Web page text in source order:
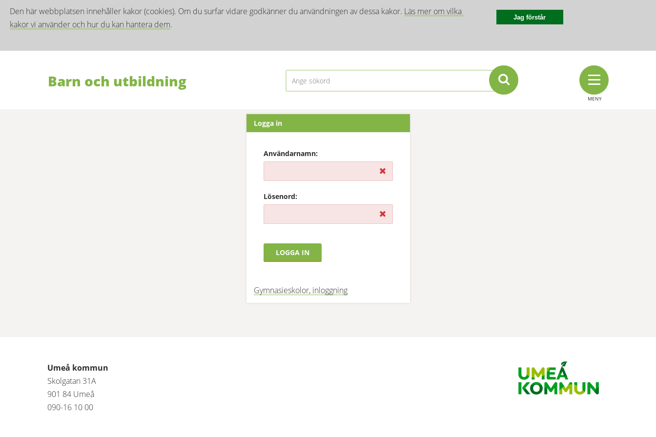
Den här webbplatsen innehåller kakor (cookies). Om du surfar vidare godkänner du användningen av dessa kakor. Läs mer om vilka
kakor vi använder och hur du kan hantera dem.
Jag förstår
Barn och utbildning
MENY
Logga in
Inloggning
Användarnamn:
Lösenord:
Gymnasieskolor, inloggning
Umeå kommun
Skolgatan 31A
901 84 Umeå
090-16 10 00